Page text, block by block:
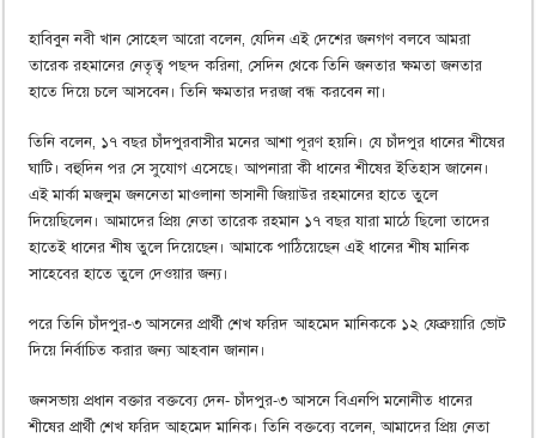
হাবিবুন নবী খান সোহেল আরো বলেন, যেদিন এই দেশের জনগণ বলবে আমরা
তারেক রহমানের নেতৃত্ব পছন্দ করিনা, সেদিন থেকে তিনি জনতার ক্ষমতা জনতার
হাতে দিয়ে চলে আসবেন। তিনি ক্ষমতার দরজা বন্ধ করবেন না।
তিনি বলেন, ১৭ বছর চাঁদপুরবাসীর মনের আশা পূরণ হয়নি। যে চাঁদপুর ধানের শীষের
ঘাটি। বহুদিন পর সে সুযোগ এসেছে। আপনারা কী ধানের শীষের ইতিহাস জানেন।
এই মার্কা মজলুম জননেতা মাওলানা ভাসানী জিয়াউর রহমানের হাতে তুলে
দিয়েছিলেন। আমাদের প্রিয় নেতা তারেক রহমান ১৭ বছর যারা মাঠে ছিলো তাদের
হাতেই ধানের শীষ তুলে দিয়েছেন। আমাকে পাঠিয়েছেন এই ধানের শীষ মানিক
সাহেবের হাতে তুলে দেওয়ার জন্য।
পরে তিনি চাঁদপুর-৩ আসনের প্রার্থী শেখ ফরিদ আহমেদ মানিককে ১২ ফেব্রুয়ারি ভোট
দিয়ে নির্বাচিত করার জন্য আহবান জানান।
জনসভায় প্রধান বক্তার বক্তব্যে দেন- চাঁদপুর-৩ আসনে বিএনপি মনোনীত ধানের
শীষের প্রার্থী শেখ ফরিদ আহমেদ মানিক। তিনি বক্তব্যে বলেন, আমাদের প্রিয় নেতা